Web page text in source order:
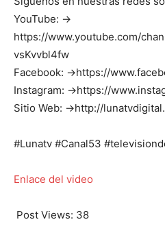
YouTube: →
https://www.youtube.com/
vsKvvbl4fw
Facebook: →https://
Instagram: →https://
Sitio Web: →http://
#Lunatv #Canal53
Enlace del video
Post Views: 38